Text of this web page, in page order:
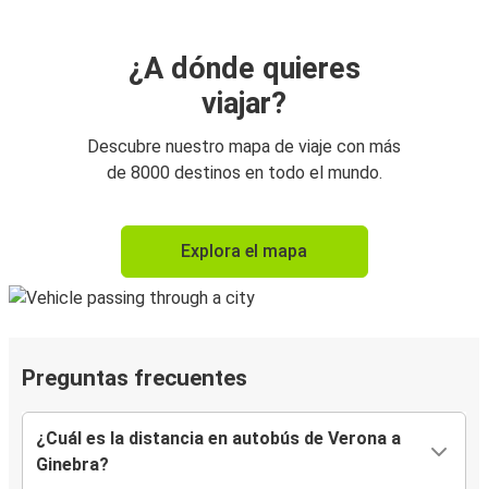
¿A dónde quieres
viajar?
Descubre nuestro mapa de viaje con más
de 8000 destinos en todo el mundo.
Explora el mapa
Preguntas frecuentes
¿Cuál es la distancia en autobús de Verona a
Ginebra?